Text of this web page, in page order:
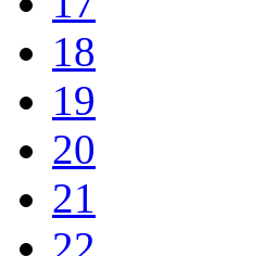
18
19
20
21
22